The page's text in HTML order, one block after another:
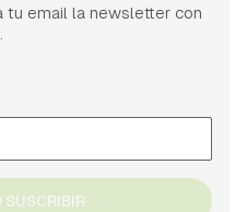
tu email la newsletter con
SUSCRIBIR